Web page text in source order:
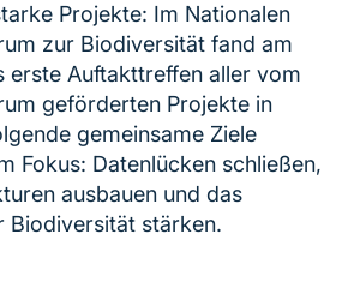
Projekte: Im Nationalen
zur Biodiversität fand am
erste Auftakttreffen aller vom
geförderten Projekte in
gemeinsame Ziele
Fokus: Datenlücken schließen,
ausbauen und das
Biodiversität stärken.